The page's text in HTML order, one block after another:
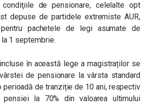
de pensionare, celelalte opt
depuse de partidele extremiste AUR,
pachetele de legi asumate de
la 1 septembrie.
în această lege a magistraților se
de pensionare la vârsta standard
perioadă de tranziție de 10 ani, respectiv
pensiei la 70% din valoarea ultimului